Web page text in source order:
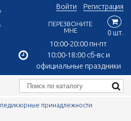
10:00-20:00 пн-пт
10:00-18:00 сб-вс и
официальные праздники
Войти Регистрация
ПЕРЕЗВОНИТЕ
МНЕ
0 шт.
принадлежности